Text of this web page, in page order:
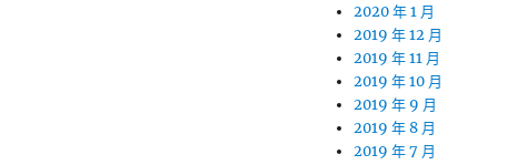
2020 年 1 月
2019 年 12 月
2019 年 11 月
2019 年 10 月
2019 年 9 月
2019 年 8 月
2019 年 7 月